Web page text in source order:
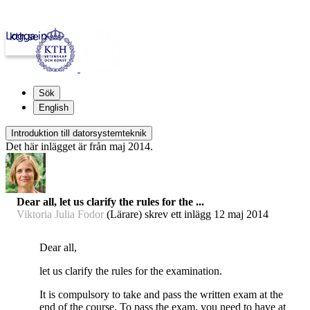
kth.se
Logga in
Sök
English
Introduktion till datorsystemteknik
Det här inlägget är från maj 2014.
Dear all, let us clarify the rules for the ...
Viktoria Julia Fodor (Lärare) skrev ett inlägg 12 maj 2014
Dear all,
let us clarify the rules for the examination.
It is compulsory to take and pass the written exam at the
end of the course. To pass the exam, you need to have at